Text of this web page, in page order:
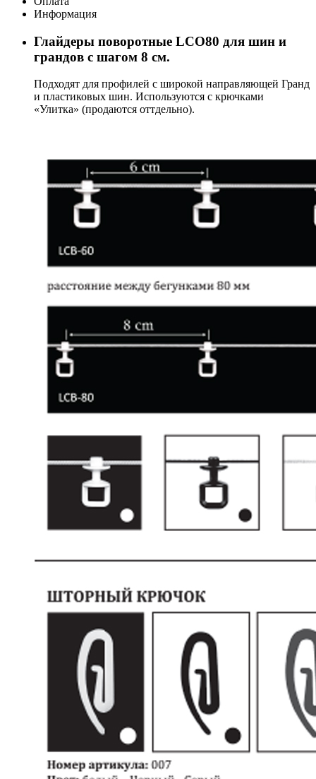
Информация
Глайдеры поворотные LCO80 для шин и
грандов с шагом 8 см.
Подходят для профилей с широкой направляющей Гранд
и пластиковых шин. Используются с крючками
«Улитка» (продаются оттдельно).